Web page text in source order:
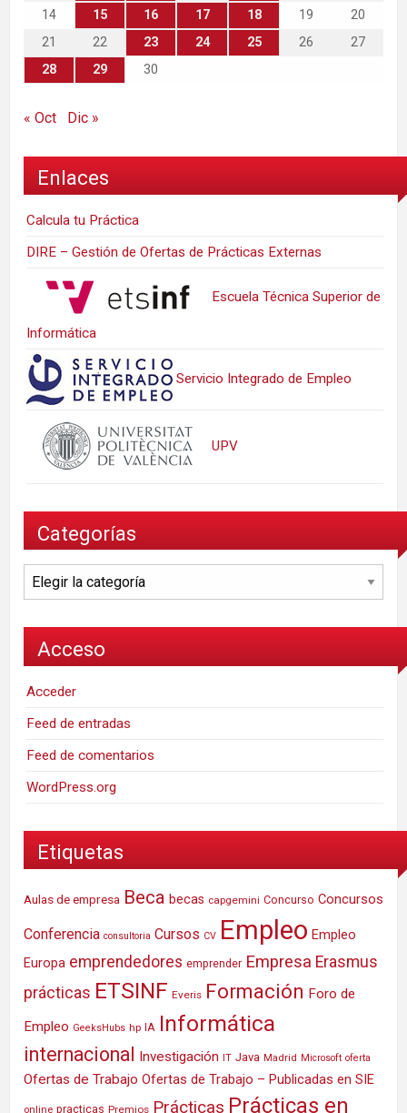
14
15 16 17 18 19
20
21
22 23 24 25 26
27
28
29 30
« Oct Dic »
Enlaces
Calcula tu Práctica
DIRE – Gestión de Ofertas de Prácticas Externas
Escuela Técnica Superior de
Informática
Servicio Integrado de Empleo
UPV
Categorías
Categorías
Acceso
Acceder
Feed de entradas
Feed de comentarios
WordPress.org
Etiquetas
Aulas de empresa Beca becas capgemini Concurso Concursos
Conferencia consultoria Cursos CV Empleo Empleo
Europa emprendedores emprender Empresa Erasmus
prácticas ETSINF Everis Formación Foro de
Empleo GeeksHubs hp IA Informática
internacional Investigación IT Java Madrid Microsoft oferta
Ofertas de Trabajo Ofertas de Trabajo – Publicadas en SIE
online practicas Premios Prácticas Prácticas en